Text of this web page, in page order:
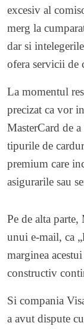
excesiv al
merg la
dar si
ofera servicii de
La momentul
precizat ca vor
MasterCard de
tipurile de
premium care
asigurarile sau
Pe de alta
unui e-mail, ca
marginea
constructiv
Si compania
a avut dispute